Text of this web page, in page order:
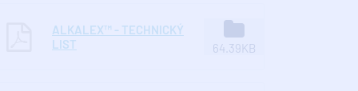
ALKALEX™ - TECHNICKÝ
LIST
64.39KB